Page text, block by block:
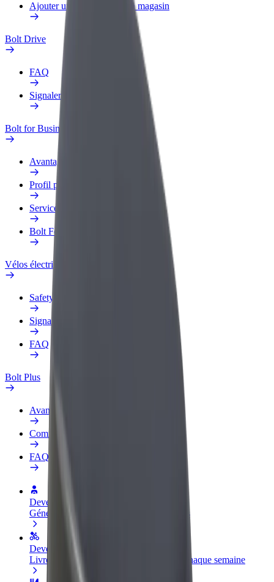
Ajouter un restaurant ou un magasin
Bolt Drive
FAQ
Signaler un véhicule
Bolt for Business
Avantages
Profil professionnel
Services
Bolt Food pour les entreprises
Vélos électriques
Safety Lab
Signaler un problème
FAQ
Bolt Plus
Avantages
Comment s'inscrire
FAQ
Devenir partenaire chauffeur
Générez des revenus selon vos conditions
Devenir livreur
Livrez des repas et générez des revenus chaque semaine